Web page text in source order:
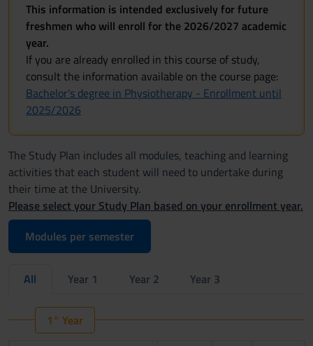
This information is intended exclusively for future
freshmen who will enroll for the 2026/2027 academic
year.
If you are already enrolled in this course of study,
consult the information available on the course page:
Bachelor's degree in Physiotherapy - Enrollment until
2025/2026
The Study Plan includes all modules, teaching and learning
activities that each student will need to undertake during
their time at the University.
Please select your Study Plan based on your enrollment year.
Modules per semester
All Year 1 Year 2 Year 3
1° Year